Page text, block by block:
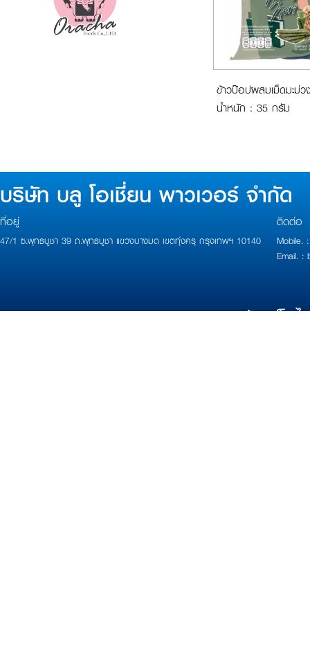
ข้าวป๊อปผสมเม็ดมะม่
น้ำหนัก : 35 กรัม
บริษัท บลู โอเชี่ยน พาวเวอร์ จำกัด
ที่อยู่
47/1 ซ.พุทธบูชา 39 ถ.พุทธบูชา แขวงบางมด เขตทุ่งครุ กรุงเทพฯ 10140
ติดต่อ
Mobile.
Email. :
Copyright 2017 Powered byบ้านเว็บ